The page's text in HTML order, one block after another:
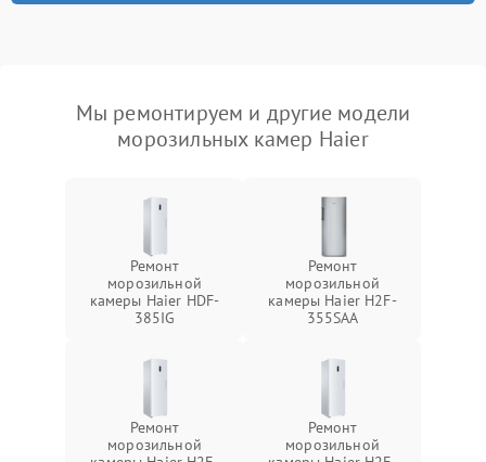
Мы ремонтируем и другие модели
морозильных камер Haier
Ремонт
морозильной
камеры Haier HDF-
385IG
Ремонт
морозильной
камеры Haier H2F-
355SAA
Ремонт
морозильной
Ремонт
морозильной